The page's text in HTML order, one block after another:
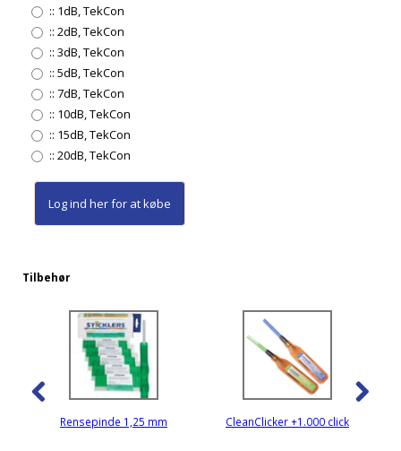
:: 1dB, TekCon
:: 2dB, TekCon
:: 3dB, TekCon
:: 5dB, TekCon
:: 7dB, TekCon
:: 10dB, TekCon
:: 15dB, TekCon
:: 20dB, TekCon
Log ind herfor at købe
Tilbehør
Rensepinde 1,25 mm CleanClicker +1.000 click